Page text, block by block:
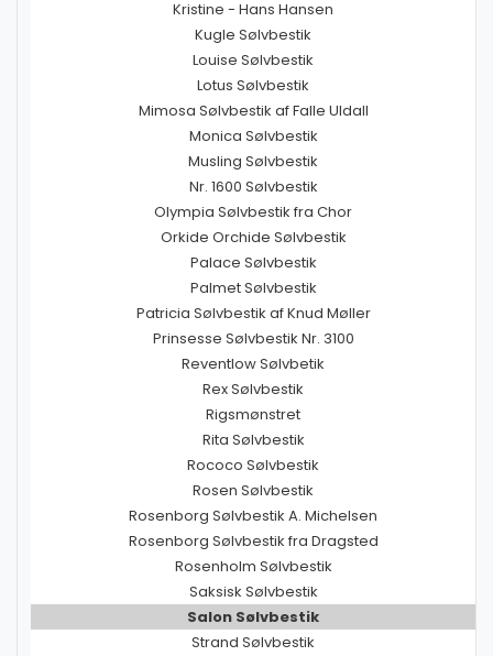
Kristine - Hans Hansen
Kugle Sølvbestik
Louise Sølvbestik
Lotus Sølvbestik
Mimosa Sølvbestik af Falle Uldall
Monica Sølvbestik
Musling Sølvbestik
Nr. 1600 Sølvbestik
Olympia Sølvbestik fra Chor
Orkide Orchide Sølvbestik
Palace Sølvbestik
Palmet Sølvbestik
Patricia Sølvbestik af Knud Møller
Prinsesse Sølvbestik Nr. 3100
Reventlow Sølvbetik
Rex Sølvbestik
Rigsmønstret
Rita Sølvbestik
Rococo Sølvbestik
Rosen Sølvbestik
Rosenborg Sølvbestik A. Michelsen
Rosenborg Sølvbestik fra Dragsted
Rosenholm Sølvbestik
Saksisk Sølvbestik
Salon Sølvbestik
Strand Sølvbestik